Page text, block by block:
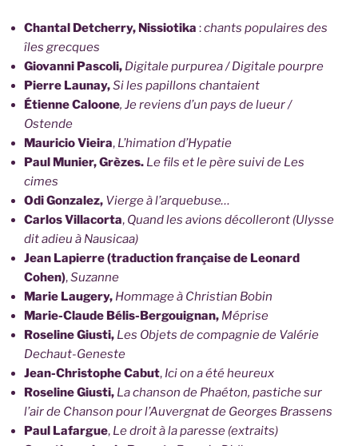
Chantal Detcherry, Nissiotika :chants populaires des
îles grecques
Giovanni Pascoli, Digitale purpurea / Digitale pourpre
Pierre Launay,Si les papillons chantaient
Étienne Caloone, Je reviens d’un pays de lueur /
Ostende
Mauricio Vieira, L’himation d’Hypatie
Paul Munier, Grèzes. Le fils et le père suivi de Les
cimes
Odi Gonzalez, Vierge à l’arquebuse…
Carlos Villacorta, Quand les avions décolleront (Ulysse
dit adieu à Nausicaa)
Jean Lapierre (traduction française de Leonard
Cohen),Suzanne
Marie Laugery, Hommage à Christian Bobin
Marie-Claude Bélis-Bergouignan, Méprise
Roseline Giusti, Les Objets de compagnie de Valérie
Dechaut-Geneste
Jean-Christophe Cabut, Ici on a été heureux
Roseline Giusti, La chanson de Phaéton, pastiche sur
l’air de Chanson pour l’Auvergnat de Georges Brassens
Paul Lafargue, Le droit à la paresse (extraits)